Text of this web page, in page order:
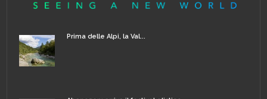
Prima delle Alpi, la Val...